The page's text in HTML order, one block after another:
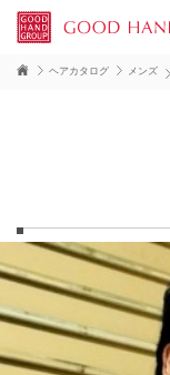
ヘアカタログ メンズ